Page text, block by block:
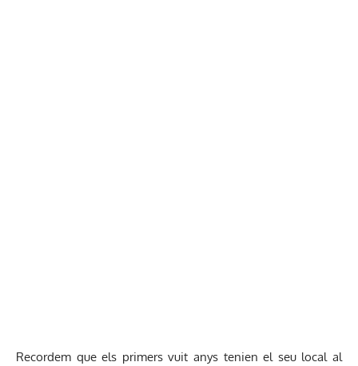
Recordem que els primers vuit anys tenien el seu local al